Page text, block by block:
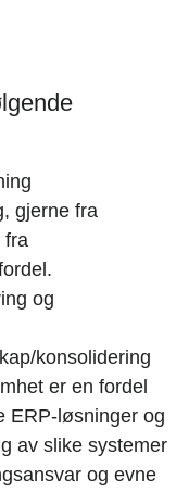
gjerne fra
fra
og
konsolidering
er en fordel
ERP-løsninger og
av slike systemer
og evne